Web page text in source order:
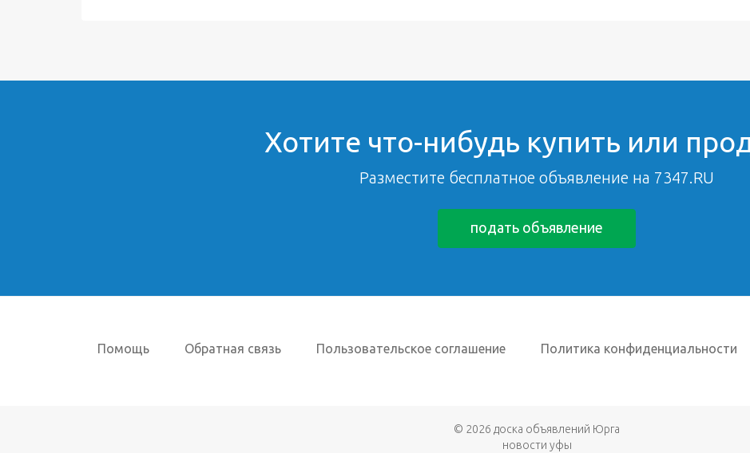
Хотите что-нибудь купить или
Разместите бесплатное объявление на 7347.RU
подать объявление
Помощь Обратная связь Пользовательское соглашение Политика конфиденциальности
© 2026 доска объявлений Юрга
новости уфы